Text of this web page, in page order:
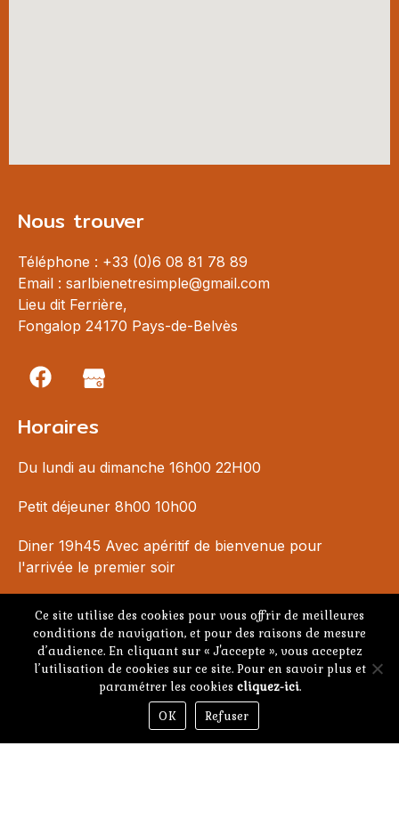
Nous trouver
Téléphone : +33 (0)6 08 81 78 89
Email : sarlbienetresimple@gmail.com
Lieu dit Ferrière,
Fongalop 24170 Pays-de-Belvès
Horaires
Du lundi au dimanche 16h00 22H00
Petit déjeuner 8h00 10h00
Diner 19h45 Avec apéritif de bienvenue pour
l'arrivée le premier soir
Départ avant 10h00
Seules fermetures : Noël et Nouvel an
Mentions légales et politique de confidentialité
Ce site utilise des cookies pour vous offrir de meilleures
conditions de navigation, et pour des raisons de mesure
d’audience. En cliquant sur « J'accepte », vous acceptez
l’utilisation de cookies sur ce site. Pour en savoir plus et
paramétrer les cookies cliquez-ici.
OK
Refuser